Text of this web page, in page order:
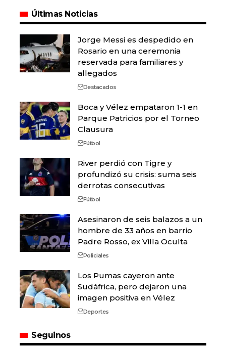
Últimas Noticias
Jorge Messi es despedido en
Rosario en una ceremonia
reservada para familiares y
allegados
Destacados
Boca y Vélez empataron 1-1 en
Parque Patricios por el Torneo
Clausura
Fútbol
River perdió con Tigre y
profundizó su crisis: suma seis
derrotas consecutivas
Fútbol
Asesinaron de seis balazos a un
hombre de 33 años en barrio
Padre Rosso, ex Villa Oculta
Policiales
Los Pumas cayeron ante
Sudáfrica, pero dejaron una
imagen positiva en Vélez
Deportes
Seguinos